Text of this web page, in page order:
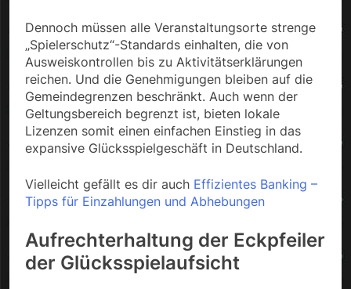
Dennoch müssen alle Veranstaltungsorte strenge
„Spielerschutz“-Standards einhalten, die von
Ausweiskontrollen bis zu Aktivitätserklärungen
reichen. Und die Genehmigungen bleiben auf die
Gemeindegrenzen beschränkt. Auch wenn der
Geltungsbereich begrenzt ist, bieten lokale
Lizenzen somit einen einfachen Einstieg in das
expansive Glücksspielgeschäft in Deutschland.
Vielleicht gefällt es dir auch Effizientes Banking –
Tipps für Einzahlungen und Abhebungen
Aufrechterhaltung der Eckpfeiler
der Glücksspielaufsicht